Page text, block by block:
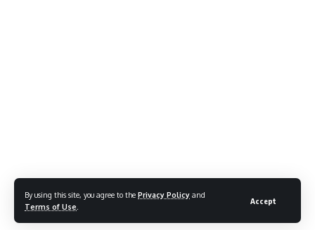
By using this site, you agree to the Privacy Policy and
Terms of Use
Accept